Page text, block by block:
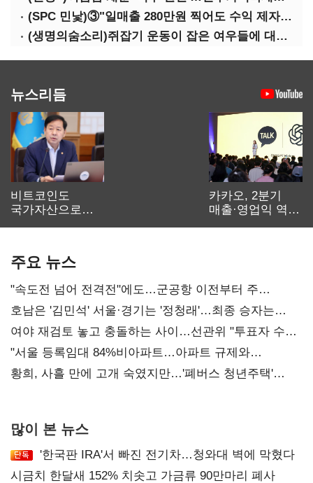
(SPC 민낯)③"일매출 280만원 찍어도 수익 제자리"…점주 울리는 '상시 할인'
(생명의숨소리)쥐잡기 운동이 잡은 여우들에 대하여
뉴스리듬
비트코인도
국가자산으로…'
카카오, 2분기
매출·영업익 역대
주요 뉴스
"속도전 넘어 전격전"에도…군공항 이전부터 주
52시간까지 '뇌관'
호남은 '김민석' 서울·경기는 '정청래'…최종 승자는
'안갯속'
여야 재검토 놓고 충돌하는 사이…선관위 "투표자 수
오차 당연"
"서울 등록임대 84%비아파트…아파트 규제와
달리해야"
황희, 사흘 만에 고개 숙였지만…'폐버스 청년주택'
많이 본 뉴스
'한국판 IRA'서 빠진 전기차…청와대 벽에 막혔다
시금치 한달새 152% 치솟고 가금류 90만마리 폐사